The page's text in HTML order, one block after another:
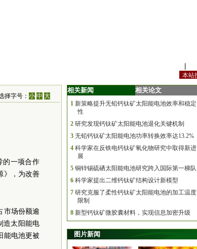
择字号：小 中 大
的一项合作
》，为改善
市场份额逾
造太阳能电
能电池更被
相关新闻 相关论文
1 新策略提升无铅钙钛矿太阳能电池效率和稳定
性
2 研究发现钙钛矿太阳能电池退化关键机制
3 无铅钙钛矿太阳能电池功率转换效率达13.2%
4 科学家在反铁电钙钛矿氧化物研究中取得新进
展
5 铜锌锡硫硒太阳能电池研究跨入国际第一梯队
6 科学家提出二维钙钛矿结构设计新模型
7 研究克服了柔性钙钛矿太阳能电池的加工温度
限制
8 新型钙钛矿微胶囊材料，实现信息加密升级
图片新闻